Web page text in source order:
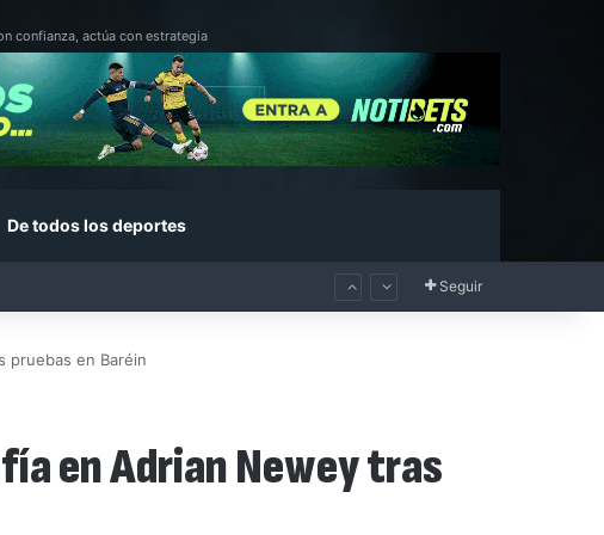
confianza, actúa con estrategia
De todos los deportes
Seguir
pruebas en Baréin
en Adrian Newey tras